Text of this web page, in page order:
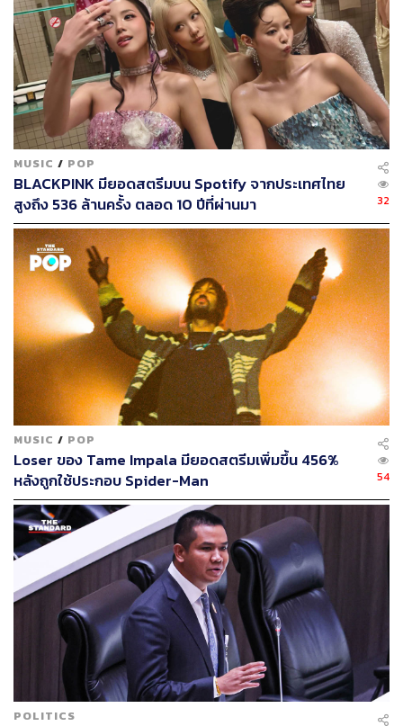
MUSIC / POP
BLACKPINK มียอดสตรีมบน Spotify จากประเทศไทย
สูงถึง 536 ล้านครั้ง ตลอด 10 ปีที่ผ่านมา
32
MUSIC / POP
Loser ของ Tame Impala มียอดสตรีมเพิ่มขึ้น 456%
หลังถูกใช้ประกอบ Spider-Man
54
POLITICS